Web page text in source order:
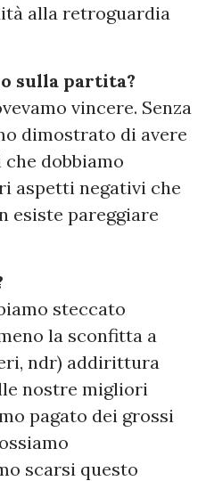
alla retroguardia
sulla partita?
vincere. Senza
dimostrato di avere
dobbiamo
aspetti negativi che
esiste pareggiare
steccato
la sconfitta a
ndr) addirittura
nostre migliori
pagato dei grossi
scarsi questo